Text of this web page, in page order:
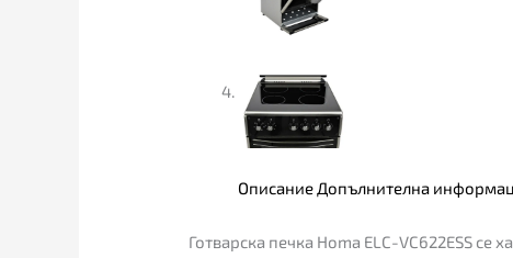
Описание Допълнителна
Готварска печка Homa ELC-VC622ESS се